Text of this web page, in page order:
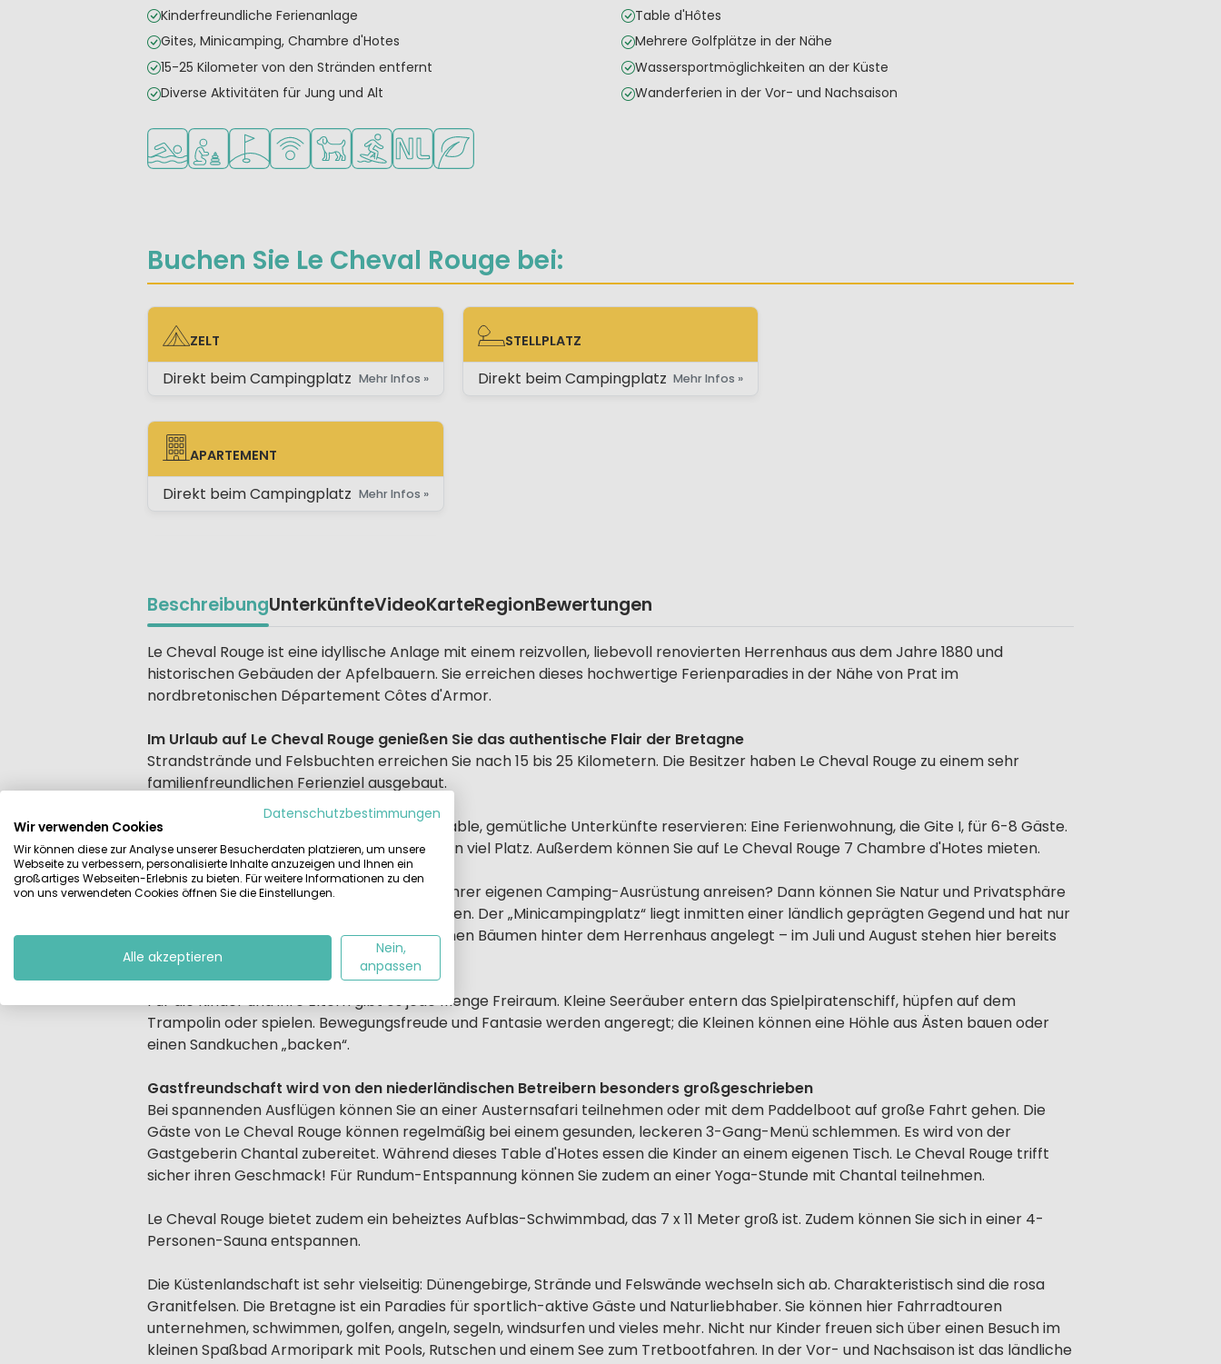
Kinderfreundliche Ferienanlage
Gites, Minicamping, Chambre d'Hotes
15-25 Kilometer von den Stränden entfernt
Diverse Aktivitäten für Jung und Alt
Table d'Hôtes
Mehrere Golfplätze in der Nähe
Wassersportmöglichkeiten an der Küste
Wanderferien in der Vor- und Nachsaison
FreibadEmpfohlen für kleine Kinder
Golfplatz in der Nähe
WLAN verfügbar
Haustiere erlaubt
Wassersportmöglichkeiten
Niederländische Leitung
Grüne Lage
Buchen Sie Le Cheval Rouge bei:
ZELT
ZELT
Direkt beim Campingplatz Mehr Infos »
APARTEMENT
APARTEMENT
Direkt beim Campingplatz Mehr Infos »
STELLPLATZ
STELLPLATZ
Direkt beim Campingplatz Mehr Infos »
BeschreibungUnterkünfteVideoKarteRegionBewertungen
Beschrijving
Le Cheval Rouge ist eine idyllische Anlage mit einem reizvollen, liebevoll renovierten Herrenhaus aus dem Jahre 1880 und
historischen Gebäuden der Apfelbauern. Sie erreichen dieses hochwertige Ferienparadies in der Nähe von Prat im
nordbretonischen Département Côtes d'Armor.
Im Urlaub auf Le Cheval Rouge genießen Sie das authentische Flair der Bretagne
Strandstrände und Felsbuchten erreichen Sie nach 15 bis 25 Kilometern. Die Besitzer haben Le Cheval Rouge zu einem sehr
familienfreundlichen Ferienziel ausgebaut.
In dieser Ferienanlage können Sie komfortable, gemütliche Unterkünfte reservieren: Eine Ferienwohnung, die Gite I, für 6-8 Gäste.
In Gite II und III finden maximal 5-6 Personen viel Platz. Außerdem können Sie auf Le Cheval Rouge 7 Chambre d'Hotes mieten.
Möchten Sie (bis Juni, ab September) mit Ihrer eigenen Camping-Ausrüstung anreisen? Dann können Sie Natur und Privatsphäre
beim Campen von Le Cheval Rouge genießen. Der „Minicampingplatz“ liegt inmitten einer ländlich geprägten Gegend und hat nur
acht Stellplätze. Sie sind großflächig zwischen Bäumen hinter dem Herrenhaus angelegt – im Juli und August stehen hier bereits
fertig aufgebaute Bungalowzelte.
Für die Kinder und ihre Eltern gibt es jede Menge Freiraum. Kleine Seeräuber entern das Spielpiratenschiff, hüpfen auf dem
Trampolin oder spielen. Bewegungsfreude und Fantasie werden angeregt; die Kleinen können eine Höhle aus Ästen bauen oder
einen Sandkuchen „backen“.
Gastfreundschaft wird von den niederländischen Betreibern besonders großgeschrieben
Bei spannenden Ausflügen können Sie an einer Austernsafari teilnehmen oder mit dem Paddelboot auf große Fahrt gehen. Die
Gäste von Le Cheval Rouge können regelmäßig bei einem gesunden, leckeren 3-Gang-Menü schlemmen. Es wird von der
Gastgeberin Chantal zubereitet. Während dieses Table d'Hotes essen die Kinder an einem eigenen Tisch. Le Cheval Rouge trifft
sicher ihren Geschmack! Für Rundum-Entspannung können Sie zudem an einer Yoga-Stunde mit Chantal teilnehmen.
Le Cheval Rouge bietet zudem ein beheiztes Aufblas-Schwimmbad, das 7 x 11 Meter groß ist. Zudem können Sie sich in einer 4-
Personen-Sauna entspannen.
Die Küstenlandschaft ist sehr vielseitig: Dünengebirge, Strände und Felswände wechseln sich ab. Charakteristisch sind die rosa
Granitfelsen. Die Bretagne ist ein Paradies für sportlich-aktive Gäste und Naturliebhaber. Sie können hier Fahrradtouren
unternehmen, schwimmen, golfen, angeln, segeln, windsurfen und vieles mehr. Nicht nur Kinder freuen sich über einen Besuch im
kleinen Spaßbad Armoripark mit Pools, Rutschen und einem See zum Tretbootfahren. In der Vor- und Nachsaison ist das ländliche
Datenschutzbestimmungen
Wir verwenden Cookies
Wir können diese zur Analyse unserer Besucherdaten platzieren, um unsere
Webseite zu verbessern, personalisierte Inhalte anzuzeigen und Ihnen ein
großartiges Webseiten-Erlebnis zu bieten. Für weitere Informationen zu den
von uns verwendeten Cookies öffnen Sie die Einstellungen.
Alle akzeptieren
Nein,
anpassen